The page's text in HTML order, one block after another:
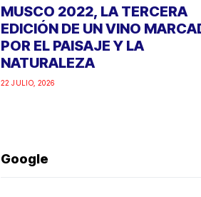
MUSCO 2022, LA TERCERA
EDICIÓN DE UN VINO
POR EL PAISAJE Y LA
NATURALEZA
22 JULIO, 2026
Google